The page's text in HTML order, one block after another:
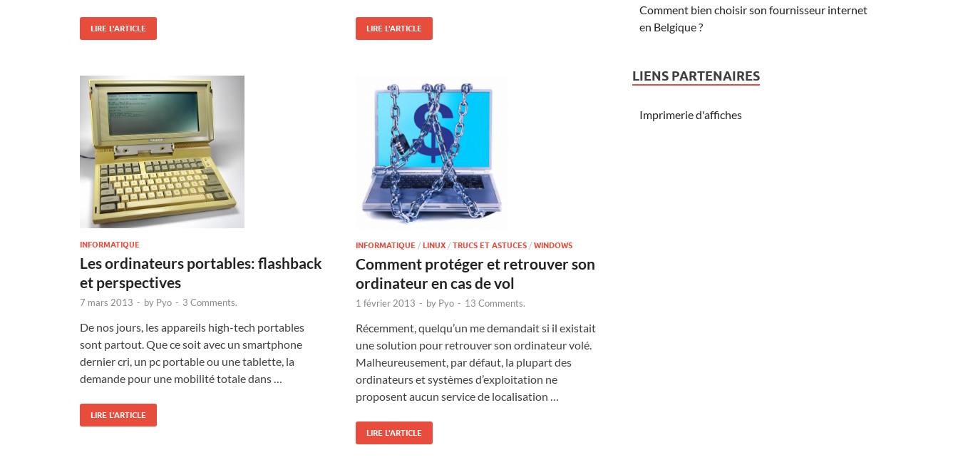
LIRE L'ARTICLE LIRE L'ARTICLE
INFORMATIQUE
Les ordinateurs portables: flashback
et perspectives
7 mars 2013 - by Pyo - 3 Comments.
De nos jours, les appareils high-tech portables
sont partout. Que ce soit avec un smartphone
dernier cri, un pc portable ou une tablette, la
demande pour une mobilité totale dans …
LIRE L'ARTICLE
INFORMATIQUE / LINUX / TRUCS ET ASTUCES / WINDOWS
Comment protéger et retrouver son
ordinateur en cas de vol
1 février 2013 - by Pyo - 13 Comments.
Récemment, quelqu’un me demandait si il existait
une solution pour retrouver son ordinateur volé.
Malheureusement, par défaut, la plupart des
ordinateurs et systèmes d’exploitation ne
proposent aucun service de localisation …
LIRE L'ARTICLE
Comment bien choisir son fournisseur internet
en Belgique ?
LIENS PARTENAIRES
Imprimerie d'affiches